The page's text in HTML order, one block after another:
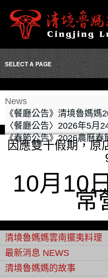
News
《餐廳公告》清境魯媽媽
〈餐廳公告〉2026年5月
《春節公告》2026農曆
因應雙十假期，原
10月10
常
清境魯媽媽雲南擺夷料理
最新消息 NEWS
清境魯媽媽的故事